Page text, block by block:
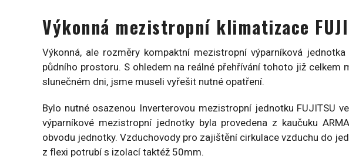
Výkonná mezistropní klimatizace
Výkonná, ale rozměry kompaktní mezistropní výparníková
půdního prostoru. S ohledem na reálné přehřívání tohoto již celkem
slunečném dni, jsme museli vyřešit nutné opatření.
Bylo nutné osazenou Inverterovou mezistropní jednotku FUJITSU
výparníkové mezistropní jednotky byla provedena z kaučuku
obvodu jednotky. Vzduchovody pro zajištění cirkulace vzduchu do
z flexi potrubí s izolací taktéž 50mm.